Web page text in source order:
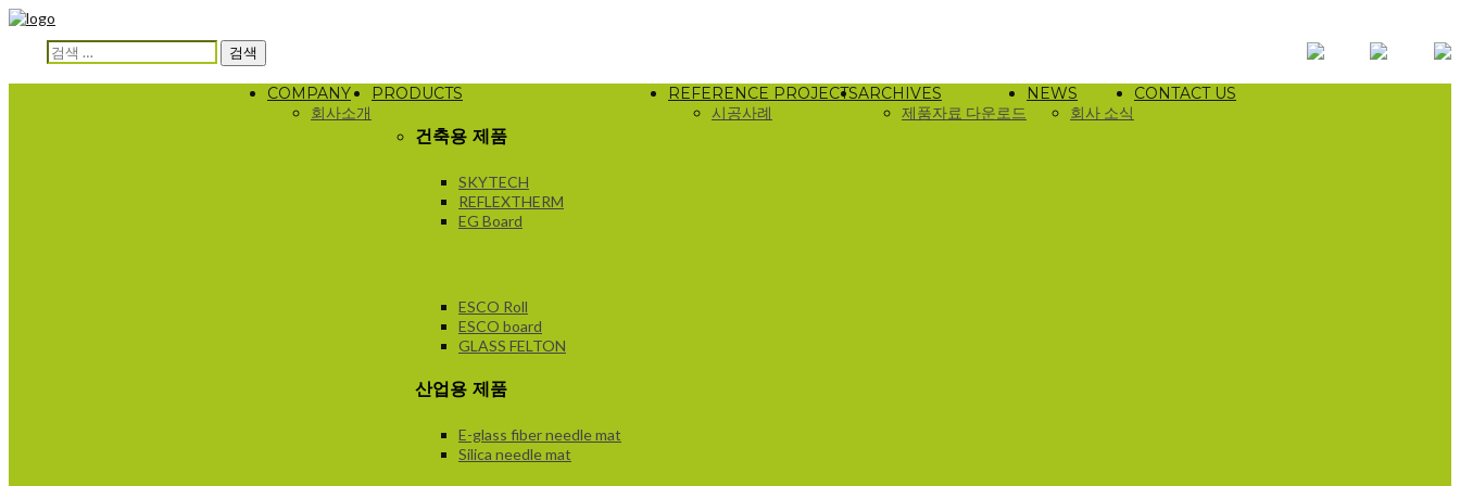
COMPANY
회사소개
PRODUCTS
건축용 제품
SKYTECH
REFLEXTHERM
EG Board
ESCO Roll
ESCO board
GLASS FELTON
산업용 제품
E-glass fiber needle mat
Silica needle mat
REFERENCE PROJECTS
시공사례
ARCHIVES
제품자료 다운로드
NEWS
회사 소식
CONTACT US